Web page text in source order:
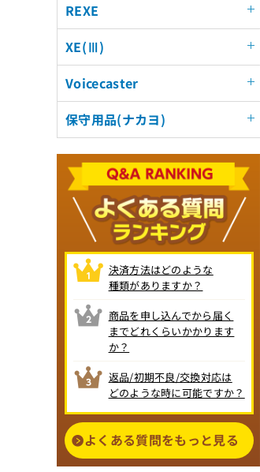
REXE
XE(Ⅲ)
Voicecaster
保守用品(ナカヨ)
決済方法はどのような
種類がありますか？
商品を申し込んでから届く
までどれくらいかかります
か？
返品/初期不良/交換対応は
どのような時に可能ですか？
よくある質問をもっと見る